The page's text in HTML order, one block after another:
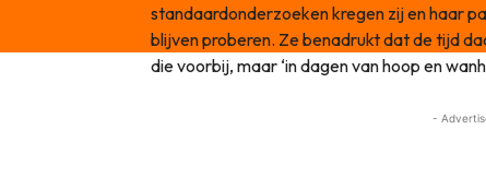
standaardonderzoeken kregen zij en haar
blijven proberen. Ze benadrukt dat de tijd
die voorbij, maar ‘in dagen van hoop en
-